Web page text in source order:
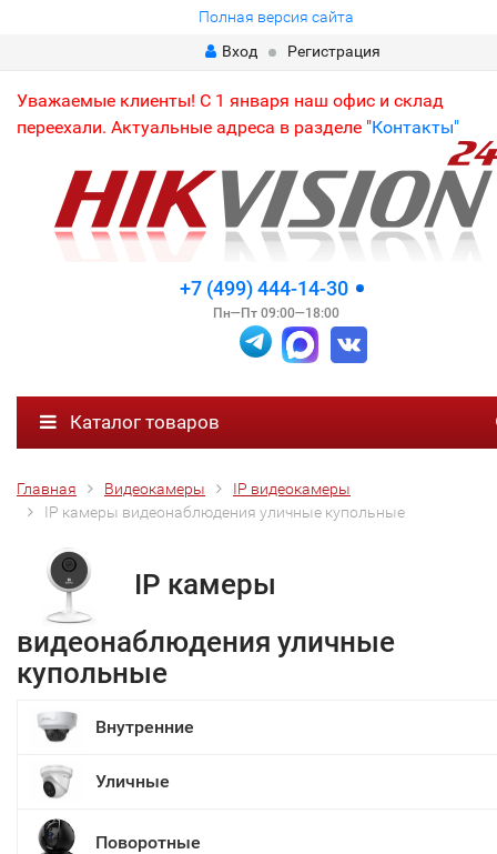
Полная версия сайта
Вход
Регистрация
Уважаемые клиенты! С 1 января наш офис и склад
переехали. Актуальные адреса в разделе "Контакты"
+7 (499) 444-14-30
Пн—Пт 09:00—18:00
Каталог товаров
Главная Видеокамеры
IP видеокамеры
IP камеры видеонаблюдения уличные купольные
IP камеры
видеонаблюдения уличные
купольные
Внутренние
Уличные
Поворотные